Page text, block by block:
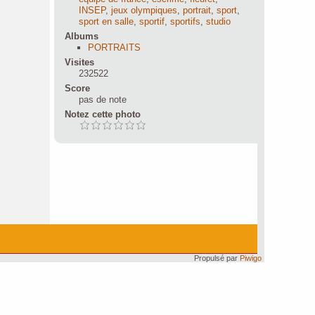
INSEP, jeux olympiques portrait, sport,
sport en salle, sportif, sportifs studio
Albums
PORTRAITS
Visites
232522
Score
pas de note
Notez cette photo
Propulsé par Piwigo